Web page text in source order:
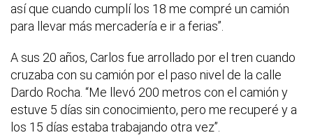
así que cuando cumplí los 18 me compré un camión
para llevar más mercadería e ir a ferias”.
A sus 20 años, Carlos fue arrollado por el tren cuando
cruzaba con su camión por el paso nivel de la calle
Dardo Rocha. “Me llevó 200 metros con el camión y
estuve 5 días sin conocimiento, pero me recuperé y a
los 15 días estaba trabajando otra vez”.